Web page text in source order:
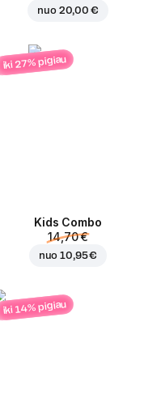
nuo 20,00 €
iki 27% pigiau
Kids Combo
14,70 €
nuo10,95 €
iki 14% pigiau